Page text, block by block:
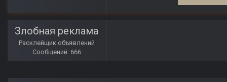
Злобная реклама
Расклейщик объявлений
Сообщений: 666